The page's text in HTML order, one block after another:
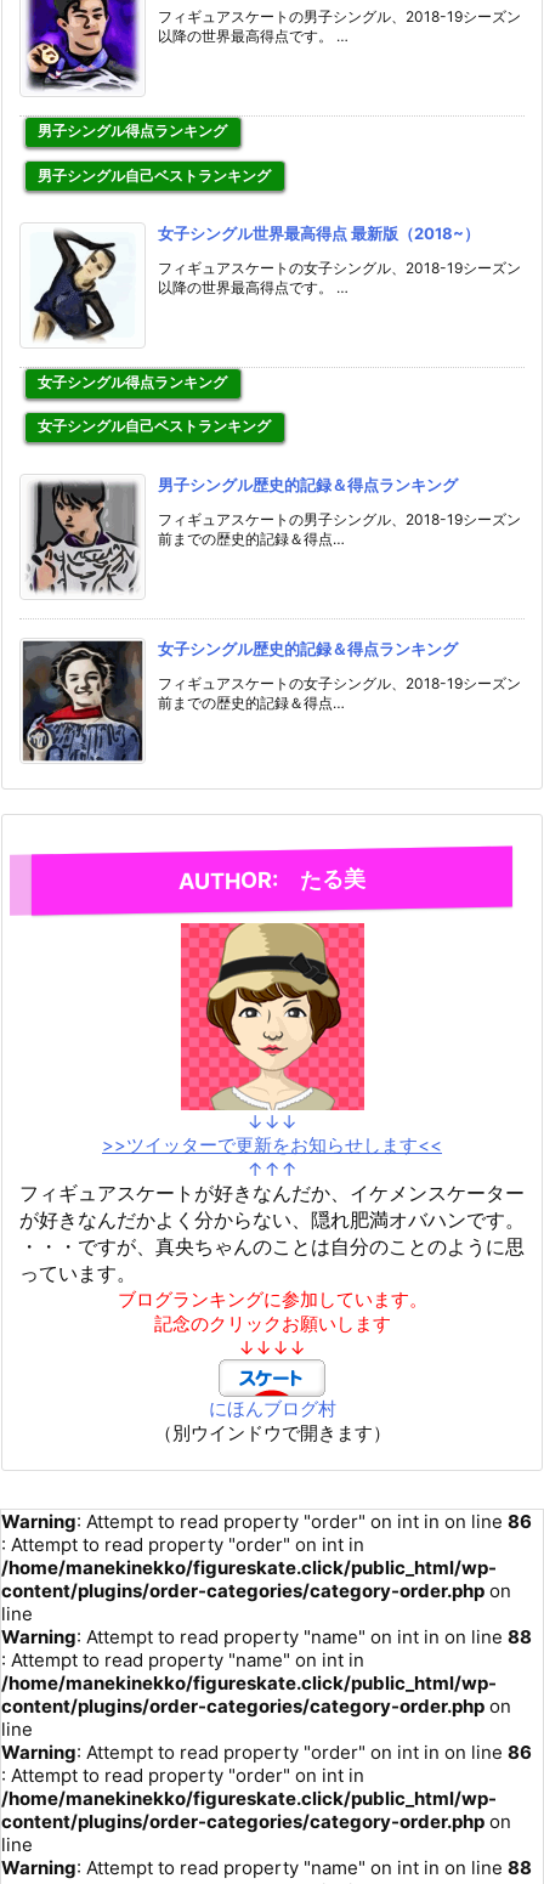
フィギュアスケートの男子シングル、2018-19シーズン
以降の世界最高得点です。 …
男子シングル得点ランキング
男子シングル自己ベストランキング
女子シングル世界最高得点 最新版（2018~）
フィギュアスケートの女子シングル、2018-19シーズン
以降の世界最高得点です。 …
女子シングル得点ランキング
女子シングル自己ベストランキング
男子シングル歴史的記録＆得点ランキング
フィギュアスケートの男子シングル、2018-19シーズン
前までの歴史的記録＆得点…
女子シングル歴史的記録＆得点ランキング
フィギュアスケートの女子シングル、2018-19シーズン
前までの歴史的記録＆得点…
AUTHOR: たる美
↓↓↓
>>ツイッターで更新をお知らせします<<
↑↑↑
フィギュアスケートが好きなんだか、イケメンスケーター
が好きなんだかよく分からない、隠れ肥満オバハンです。
・・・ですが、真央ちゃんのことは自分のことのように思
っています。
ブログランキングに参加しています。
記念のクリックお願いします
↓↓↓↓
にほんブログ村
（別ウインドウで開きます）
Warning: Attempt to read property "order" on int in on line 86
: Attempt to read property "order" on int in
/home/manekinekko/figureskate.click/public_html/wp-
content/plugins/order-categories/category-order.php on
line
Warning: Attempt to read property "name" on int in on line 88
: Attempt to read property "name" on int in
/home/manekinekko/figureskate.click/public_html/wp-
content/plugins/order-categories/category-order.php on
line
Warning: Attempt to read property "order" on int in on line 86
: Attempt to read property "order" on int in
/home/manekinekko/figureskate.click/public_html/wp-
content/plugins/order-categories/category-order.php on
line
Warning: Attempt to read property "name" on int in on line 88